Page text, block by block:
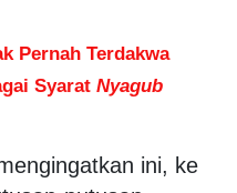
Pernah Terdakwa
Syarat Nyagub
ini, ke